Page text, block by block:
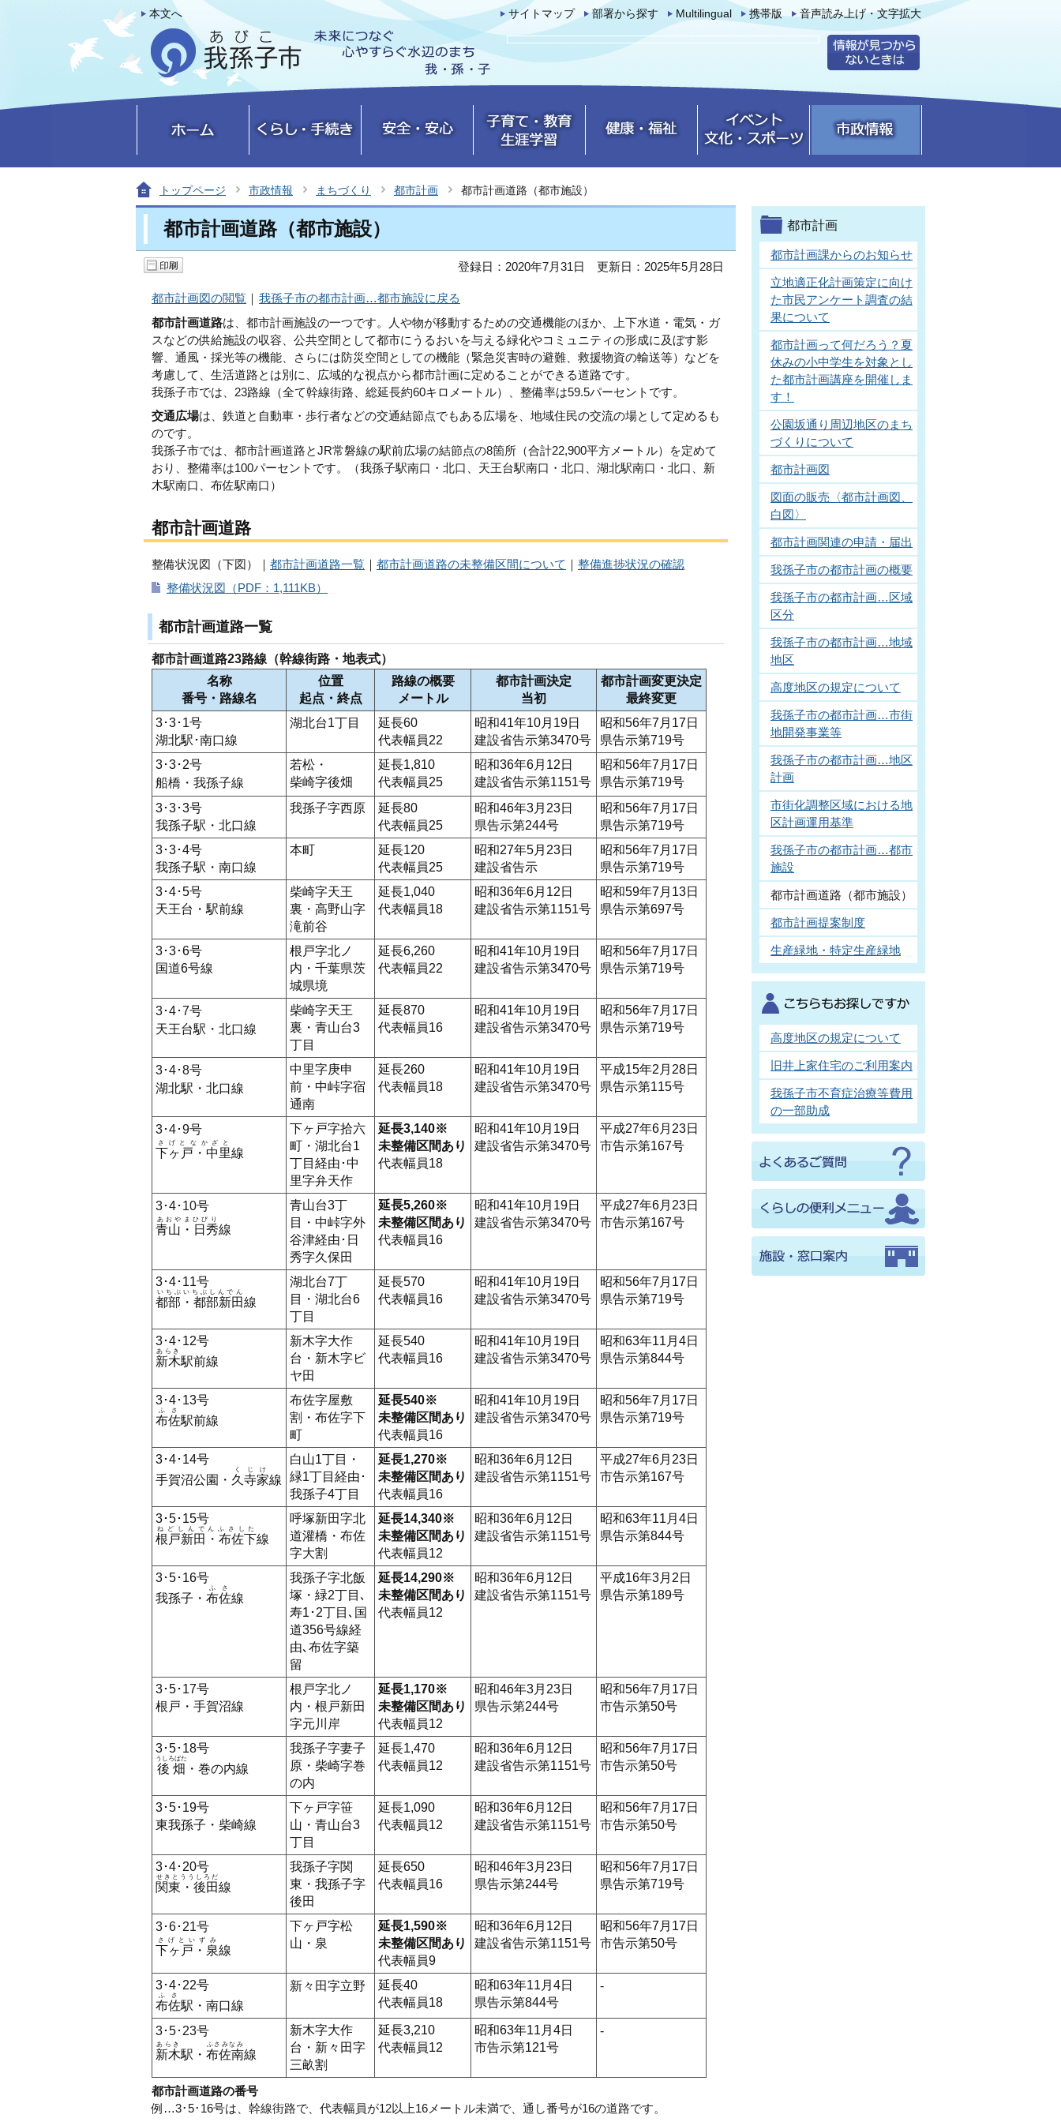
本文へ サイトマップ 部署から探す Multilingual 携帯版 音声読み上げ・文字拡大
トップページ 市政情報 まちづくり 都市計画 都市計画道路（都市施設）
都市計画道路（都市施設）
登録日：2020年7月31日 更新日：2025年5月28日
都市計画図の閲覧 ｜ 我孫子市の都市計画…都市施設に戻る
都市計画道路は、都市計画施設の一つです。人や物が移動するための交通機能のほか、上下水道・電気・ガ
スなどの供給施設の収容、公共空間として都市にうるおいを与える緑化やコミュニティの形成に及ぼす影
響、通風・採光等の機能、さらには防災空間としての機能（緊急災害時の避難、救援物資の輸送等）などを
考慮して、生活道路とは別に、広域的な視点から都市計画に定めることができる道路です。
我孫子市では、23路線（全て幹線街路、総延長約60キロメートル）、整備率は59.5パーセントです。
交通広場は、鉄道と自動車・歩行者などの交通結節点でもある広場を、地域住民の交流の場として定めるも
のです。
我孫子市では、都市計画道路とJR常磐線の駅前広場の結節点の8箇所（合計22,900平方メートル）を定めて
おり、整備率は100パーセントです。（我孫子駅南口・北口、天王台駅南口・北口、湖北駅南口・北口、新
木駅南口、布佐駅南口）
都市計画道路
整備状況図（下図）｜ 都市計画道路一覧 ｜ 都市計画道路の未整備区間について ｜ 整備進捗状況の確認
整備状況図（PDF：1,111KB）
都市計画道路一覧
都市計画道路23路線（幹線街路・地表式）
名称
番号・路線名
位置
起点・終点
路線の概要
メートル
都市計画決定
当初
都市計画変更決定
最終変更
3･3･1号
湖北駅･南口線
湖北台1丁目
延長60
代表幅員22
昭和41年10月19日
建設省告示第3470号
昭和56年7月17日
県告示第719号
3･3･2号
船橋・我孫子線
若松・
柴崎字後畑
延長1,810
代表幅員25
昭和36年6月12日
建設省告示第1151号
昭和56年7月17日
県告示第719号
3･3･3号
我孫子駅・北口線
我孫子字西原
延長80
代表幅員25
昭和46年3月23日
県告示第244号
昭和56年7月17日
県告示第719号
3･3･4号
我孫子駅・南口線
本町
延長120
代表幅員25
昭和27年5月23日
建設省告示
昭和56年7月17日
県告示第719号
3･4･5号
天王台・駅前線
柴崎字天王
裏・高野山字
滝前谷
延長1,040
代表幅員18
昭和36年6月12日
建設省告示第1151号
昭和59年7月13日
県告示第697号
3･3･6号
国道6号線
根戸字北ノ
内・千葉県茨
城県境
延長6,260
代表幅員22
昭和41年10月19日
建設省告示第3470号
昭和56年7月17日
県告示第719号
3･4･7号
天王台駅・北口線
柴崎字天王
裏・青山台3
丁目
延長870
代表幅員16
昭和41年10月19日
建設省告示第3470号
昭和56年7月17日
県告示第719号
3･4･8号
湖北駅・北口線
中里字庚申
前・中峠字宿
通南
延長260
代表幅員18
昭和41年10月19日
建設省告示第3470号
平成15年2月28日
県告示第115号
3･4･9号
下ヶ戸・中里
さげとなかざと
線
下ヶ戸字拾六
町・湖北台1
丁目経由･中
里字弁天作
延長3,140※
未整備区間あり
代表幅員18
昭和41年10月19日
建設省告示第3470号
平成27年6月23日
市告示第167号
3･4･10号
青山・日秀
あおやまひびり
線
青山台3丁
目・中峠字外
谷津経由･日
秀字久保田
延長5,260※
未整備区間あり
代表幅員16
昭和41年10月19日
建設省告示第3470号
平成27年6月23日
市告示第167号
3･4･11号
都部・都部新田
いちぶいちぶしんでん
線
湖北台7丁
目・湖北台6
丁目
延長570
代表幅員16
昭和41年10月19日
建設省告示第3470号
昭和56年7月17日
県告示第719号
3･4･12号
新木
あらき
駅前線
新木字大作
台・新木字ビ
ヤ田
延長540
代表幅員16
昭和41年10月19日
建設省告示第3470号
昭和63年11月4日
県告示第844号
3･4･13号
布佐
ふさ
駅前線
布佐字屋敷
割・布佐字下
町
延長540※
未整備区間あり
代表幅員16
昭和41年10月19日
建設省告示第3470号
昭和56年7月17日
県告示第719号
3･4･14号
手賀沼公園・ 久寺家
くじけ
線
白山1丁目・
緑1丁目経由･
我孫子4丁目
延長1,270※
未整備区間あり
代表幅員16
昭和36年6月12日
建設省告示第1151号
平成27年6月23日
市告示第167号
3･5･15号
根戸新田・布佐下
ねどしんでんふさした
線
呼塚新田字北
道灌橋・布佐
字大割
延長14,340※
未整備区間あり
代表幅員12
昭和36年6月12日
建設省告示第1151号
昭和63年11月4日
県告示第844号
3･5･16号
我孫子・ 布佐
ふさ
線
我孫子字北飯
塚・緑2丁目､
寿1･2丁目､国
道356号線経
由､布佐字築
留
延長14,290※
未整備区間あり
代表幅員12
昭和36年6月12日
建設省告示第1151号
平成16年3月2日
県告示第189号
3･5･17号
根戸・手賀沼線
根戸字北ノ
内・根戸新田
字元川岸
延長1,170※
未整備区間あり
代表幅員12
昭和46年3月23日
県告示第244号
昭和56年7月17日
市告示第50号
3･5･18号
後畑
うしろばた
・巻の内線
我孫子字妻子
原・柴崎字巻
の内
延長1,470
代表幅員12
昭和36年6月12日
建設省告示第1151号
昭和56年7月17日
市告示第50号
3･5･19号
東我孫子・柴崎線
下ヶ戸字笹
山・青山台3
丁目
延長1,090
代表幅員12
昭和36年6月12日
建設省告示第1151号
昭和56年7月17日
市告示第50号
3･4･20号
関東・後田
せきとううしろだ
線
我孫子字関
東・我孫子字
後田
延長650
代表幅員16
昭和46年3月23日
県告示第244号
昭和56年7月17日
県告示第719号
3･6･21号
下ヶ戸・泉
さげといずみ
線
下ヶ戸字松
山・泉
延長1,590※
未整備区間あり
代表幅員9
昭和36年6月12日
建設省告示第1151号
昭和56年7月17日
市告示第50号
3･4･22号
布佐
ふさ
駅・南口線
新々田字立野
延長40
代表幅員18
昭和63年11月4日
県告示第844号
-
3･5･23号
新木
あらき
駅・ 布佐南
ふさみなみ
線
新木字大作
台・新々田字
三畝割
延長3,210
代表幅員12
昭和63年11月4日
市告示第121号
-
都市計画道路の番号
例…3･5･16号は、幹線街路で、代表幅員が12以上16メートル未満で、通し番号が16の道路です。
都市計画
都市計画課からのお知らせ
立地適正化計画策定に向け
た市民アンケート調査の結
果について
都市計画って何だろう？夏
休みの小中学生を対象とし
た都市計画講座を開催しま
す！
公園坂通り周辺地区のまち
づくりについて
都市計画図
図面の販売〈都市計画図、
白図〉
都市計画関連の申請・届出
我孫子市の都市計画の概要
我孫子市の都市計画…区域
区分
我孫子市の都市計画…地域
地区
高度地区の規定について
我孫子市の都市計画…市街
地開発事業等
我孫子市の都市計画…地区
計画
市街化調整区域における地
区計画運用基準
我孫子市の都市計画…都市
施設
都市計画道路（都市施設）
都市計画提案制度
生産緑地・特定生産緑地
高度地区の規定について
旧井上家住宅のご利用案内
我孫子市不育症治療等費用
の一部助成